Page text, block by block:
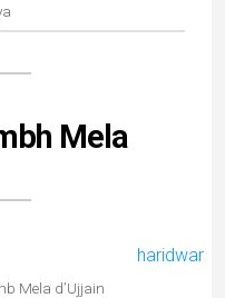
Mela
Mela d’Ujjain